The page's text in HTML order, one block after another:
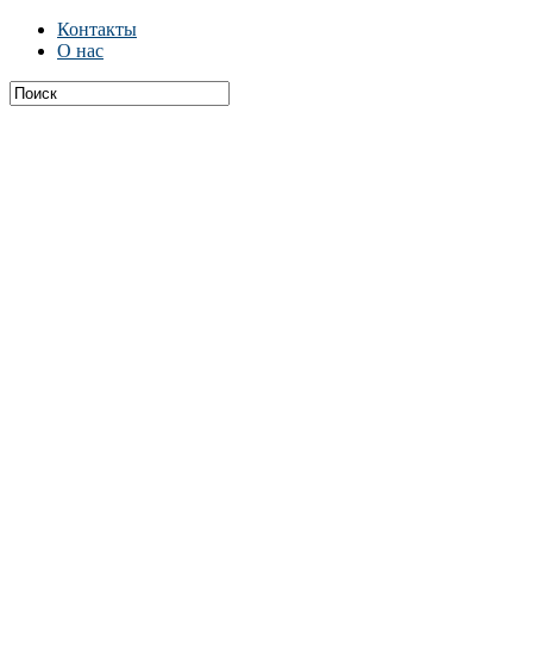
Контакты
О нас